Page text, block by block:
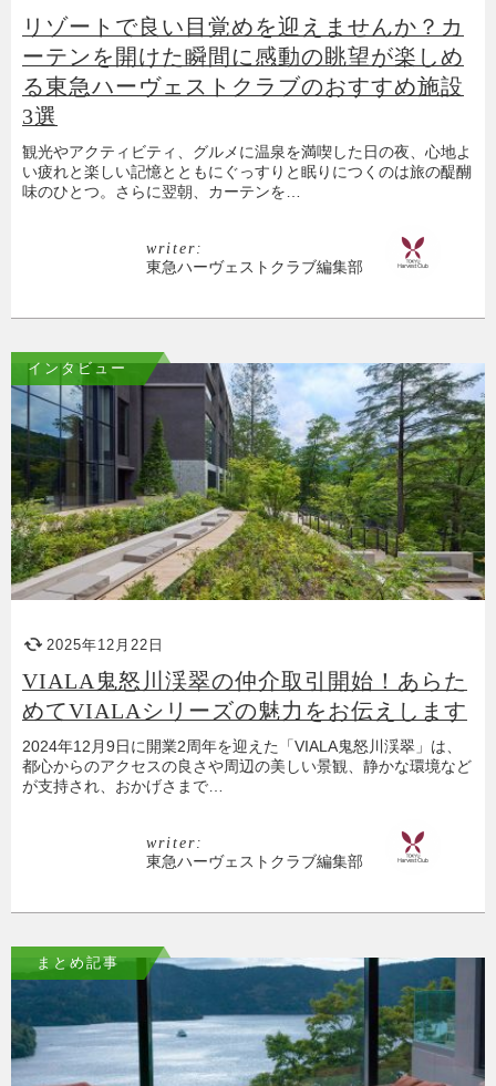
リゾートで良い目覚めを迎えませんか？カ
ーテンを開けた瞬間に感動の眺望が楽しめ
る東急ハーヴェストクラブのおすすめ施設
3選
観光やアクティビティ、グルメに温泉を満喫した日の夜、心地よ
い疲れと楽しい記憶とともにぐっすりと眠りにつくのは旅の醍醐
味のひとつ。さらに翌朝、カーテンを…
writer:
東急ハーヴェストクラブ編集部
インタビュー
2025年12月22日
VIALA鬼怒川渓翠の仲介取引開始！あらた
めてVIALAシリーズの魅力をお伝えします
2024年12月9日に開業2周年を迎えた「VIALA鬼怒川渓翠」は、
都心からのアクセスの良さや周辺の美しい景観、静かな環境など
が支持され、おかげさまで…
writer:
東急ハーヴェストクラブ編集部
まとめ記事